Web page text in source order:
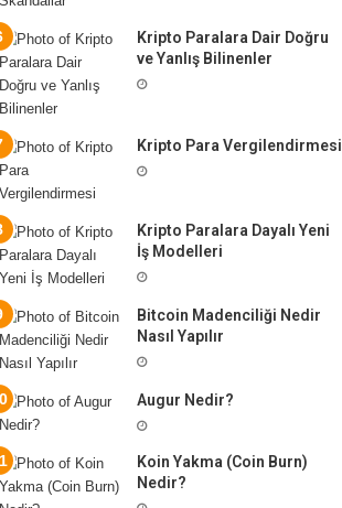
Kripto Paralara Dair Doğru
ve Yanlış Bilinenler
Kripto Para Vergilendirmesi
Kripto Paralara Dayalı Yeni
İş Modelleri
Bitcoin Madenciliği Nedir
Nasıl Yapılır
Augur Nedir?
Koin Yakma (Coin Burn)
Nedir?